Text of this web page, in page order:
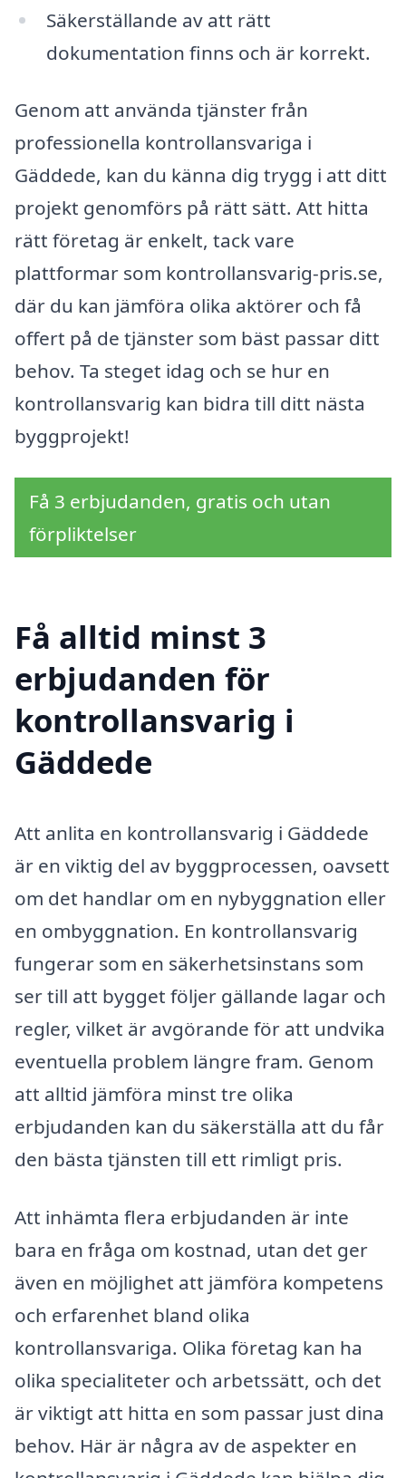
Säkerställande av att rätt
dokumentation finns och är korrekt.
Genom att använda tjänster från
professionella kontrollansvariga i
Gäddede, kan du känna dig trygg i att ditt
projekt genomförs på rätt sätt. Att hitta
rätt företag är enkelt, tack vare
plattformar som kontrollansvarig-pris.se,
där du kan jämföra olika aktörer och få
offert på de tjänster som bäst passar ditt
behov. Ta steget idag och se hur en
kontrollansvarig kan bidra till ditt nästa
byggprojekt!
Få 3 erbjudanden, gratis och utan
förpliktelser
Få alltid minst 3
erbjudanden för
kontrollansvarig i
Gäddede
Att anlita en kontrollansvarig i Gäddede
är en viktig del av byggprocessen, oavsett
om det handlar om en nybyggnation eller
en ombyggnation. En kontrollansvarig
fungerar som en säkerhetsinstans som
ser till att bygget följer gällande lagar och
regler, vilket är avgörande för att undvika
eventuella problem längre fram. Genom
att alltid jämföra minst tre olika
erbjudanden kan du säkerställa att du får
den bästa tjänsten till ett rimligt pris.
Att inhämta flera erbjudanden är inte
bara en fråga om kostnad, utan det ger
även en möjlighet att jämföra kompetens
och erfarenhet bland olika
kontrollansvariga. Olika företag kan ha
olika specialiteter och arbetssätt, och det
är viktigt att hitta en som passar just dina
behov. Här är några av de aspekter en